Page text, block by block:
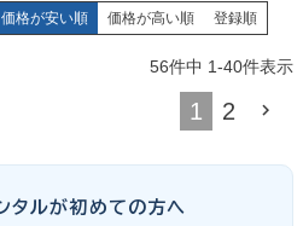
価格が安い順 価格が高い順 登録順
56件中 1-40件表示
1 2
タルが初めての方へ